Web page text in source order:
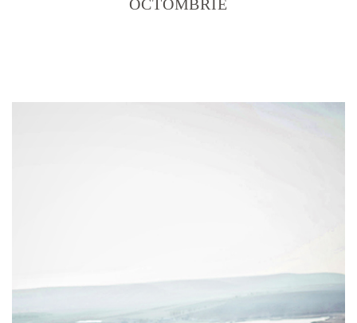
OCTOMBRIE